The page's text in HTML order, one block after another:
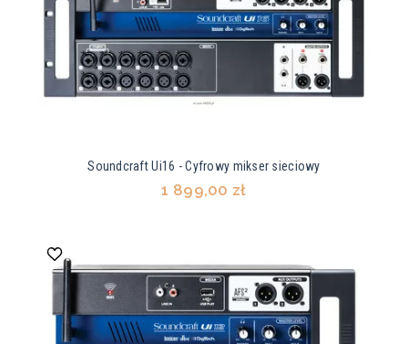
Soundcraft Ui16 - Cyfrowy mikser sieciowy
1 899,00 zł